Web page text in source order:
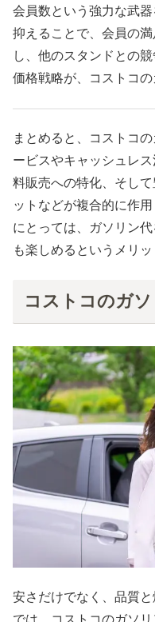
会員数という強力な武
抑えることで、会員の
し、他のスタンドとの
価格戦略が、コストコ
まとめると、コストコ
ービスやキャッシュレ
料販売への特化、そし
ットなどが複合的に作
にとっては、ガソリン
も楽しめるというメリ
コストコのガ
安さだけでなく、品質